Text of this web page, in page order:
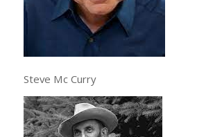
Steve Mc Curry